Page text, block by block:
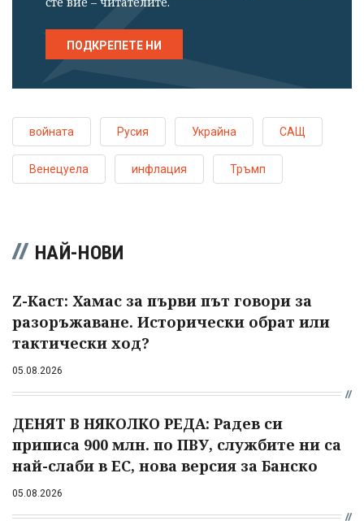
ПОДКРЕПЕТЕ НИ
войната Русия Украйна САЩ
Венецуела инфлация Тръмп
НАЙ-НОВИ
Z-Каст: Хамас за първи път говори за
разоръжаване. Исторически обрат или
тактически ход?
05.08.2026
ДЕНЯТ В НЯКОЛКО РЕДА: Радев си
приписа 900 млн. по ПВУ, службите ни са
най-слаби в ЕС, нова версия за Банско
05.08.2026